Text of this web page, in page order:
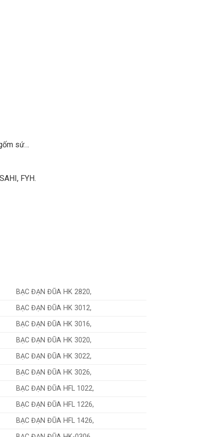
sứ…
FYH.
BẠC ĐẠN ĐŨA HK 2820,
BẠC ĐẠN ĐŨA HK 3012,
BẠC ĐẠN ĐŨA HK 3016,
BẠC ĐẠN ĐŨA HK 3020,
BẠC ĐẠN ĐŨA HK 3022,
BẠC ĐẠN ĐŨA HK 3026,
BẠC ĐẠN ĐŨA HFL 1022,
BẠC ĐẠN ĐŨA HFL 1226,
BẠC ĐẠN ĐŨA HFL 1426,